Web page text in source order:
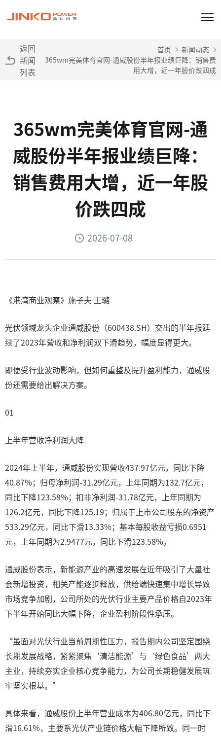
返回
新闻
列表
首页
新闻动态
365wm完美体育官网-通威股份半年报业绩巨降：销售费
用大增，近一年股价跌四成
365wm完美体育官网-通
威股份半年报业绩巨降：
销售费用大增，近一年股
价跌四成
2026-07-08
《港湾商业观察》施子夫 王璐
光伏领域龙头企业通威股份（600438.SH）交出的半年报延
续了2023年营收和净利润双下滑趋势，幅度显得更大。
即便受行业波动影响，但如何重整及提升盈利能力，通威股
份还需要给出解决方案。
01
上半年营收净利润大降
2024年上半年，通威股份实现营收437.97亿元，同比下降
40.87%；归母净利润-31.29亿元，上年同期为132.7亿元，
同比下降123.58%；扣非净利润-31.78亿元，上年同期为
126.2亿元，同比下降125.19；归属于上市公司股东的净资产
533.29亿元，同比下滑13.33%；基本每股收益亏损0.6951
元，上年同期为2.9477元，同比下滑123.58%。
通威股份表示，新能源产业的高速发展在近年吸引了大量社
会新增投资，相关产能逐步释放，供给端快速集中增长导致
市场竞争加剧，公司所处的光伏行业主要产品价格自2023年
下半年开始同比大幅下降，企业盈利阶段性承压。
“虽面对光伏行业当前周期性压力，报告期内公司坚定围绕
长期发展战略，紧紧聚焦‘清洁能源’与‘绿色食品’两大
主业，持续夯实企业核心竞争能力，为公司长期稳健发展筑
牢坚实根基。”
具体来看，通威股份上半年营业成本为406.80亿元，同比下
滑16.61%，主要系光伏产业链价格大幅下降所致。同一时